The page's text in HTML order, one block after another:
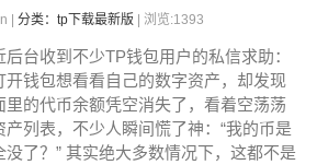
| 分类：tp下载最新版 | 浏览:1393
后台收到不少TP钱包用户的私信求助：
开钱包想看看自己的数字资产，却发现
里的代币余额凭空消失了，看着空荡荡
产列表，不少人瞬间慌了神：“我的币是
了？” 其实绝大多数情况下，这都不是